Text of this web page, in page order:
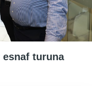
esnaf turuna